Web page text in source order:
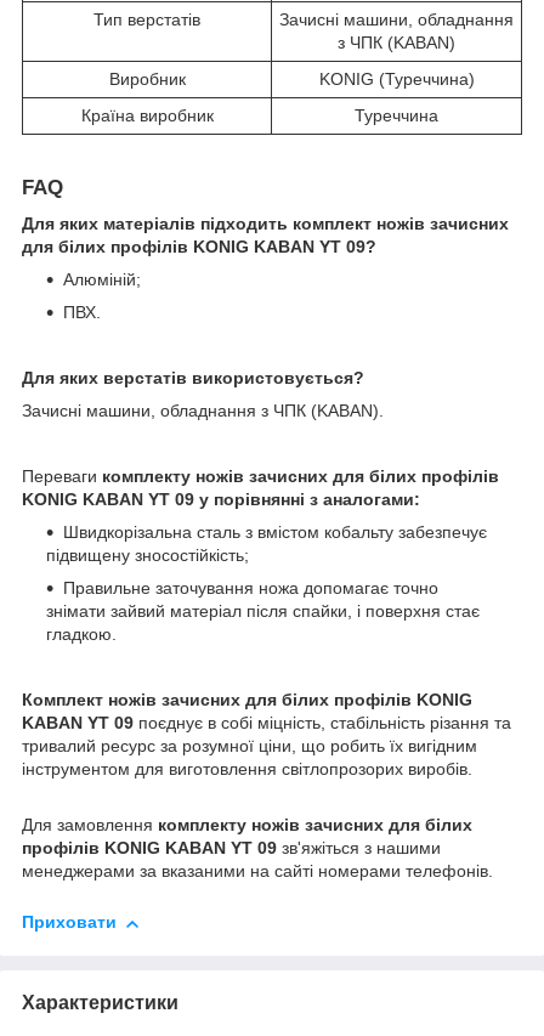
Тип верстатів
Зачисні машини, обладнання
з ЧПК (KABAN)
Виробник
KONIG (Туреччина)
Країна виробник
Туреччина
FAQ
Для яких матеріалів підходить комплект ножів зачисних
для білих профілів KONIG KABAN YT 09?
Алюміній;
ПВХ.
Для яких верстатів використовується?
Зачисні машини, обладнання з ЧПК (KABAN).
Переваги комплекту ножів зачисних для білих профілів
KONIG KABAN YT 09 у порівнянні з аналогами:
Швидкорізальна сталь з вмістом кобальту забезпечує
підвищену зносостійкість;
Правильне заточування ножа допомагає точно
знімати зайвий матеріал після спайки, і поверхня стає
гладкою.
Комплект ножів зачисних для білих профілів KONIG
KABAN YT 09 поєднує в собі міцність, стабільність різання та
тривалий ресурс за розумної ціни, що робить їх вигідним
інструментом для виготовлення світлопрозорих виробів.
Для замовлення комплекту ножів зачисних для білих
профілів KONIG KABAN YT 09 зв'яжіться з нашими
менеджерами за вказаними на сайті номерами телефонів.
Приховати
Характеристики